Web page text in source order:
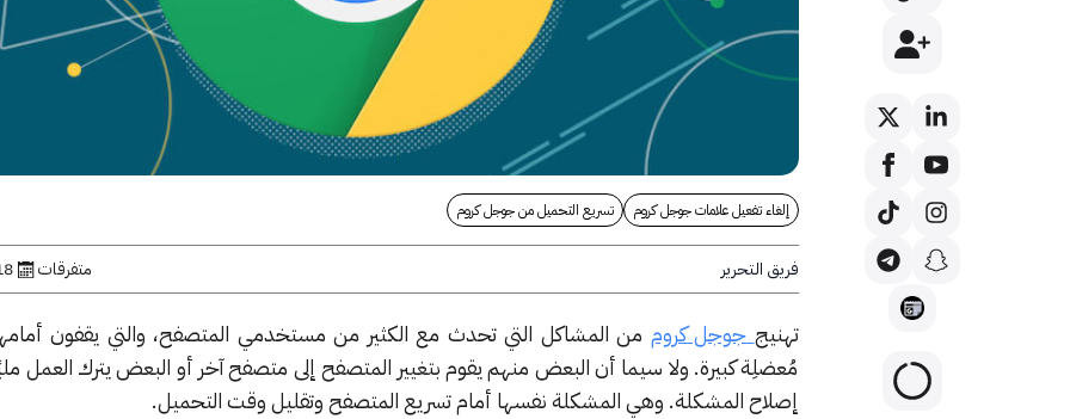
إلغاء تفعيل علامات جوجل كروم تسريع التحميل من جوجل كروم
فريق التحرير متفرقات 18
تهنيج جوجل كروم من المشاكل التي تحدث مع الكثير من مستخدمي المتصفح، والتي يقفون
مُعضلِة كبيرة. ولا سيما أن البعض منهم يقوم بتغيير المتصفح إلى متصفح آخر أو البعض يترك العمل
إصلاح المشكلة. وهي المشكلة نفسها أمام تسريع المتصفح وتقليل وقت التحميل.